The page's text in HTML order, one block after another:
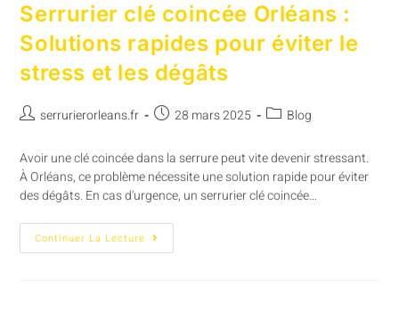
Serrurier clé coincée Orléans :
Solutions rapides pour éviter le
stress et les dégâts
serrurierorleans.fr 28 mars 2025 Blog
Avoir une clé coincée dans la serrure peut vite devenir stressant.
À Orléans, ce problème nécessite une solution rapide pour éviter
des dégâts. En cas d'urgence, un serrurier clé coincée…
Continuer La Lecture